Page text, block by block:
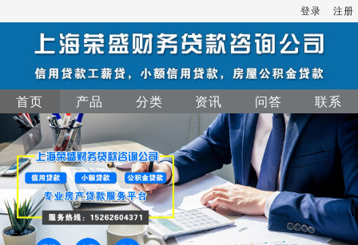
登录 注册
首页 产品 分类 资讯 问答 联系